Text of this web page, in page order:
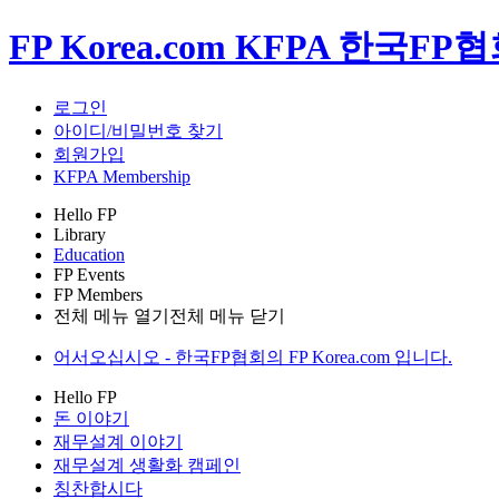
FP Korea.com KFPA 한국FP
로그인
아이디/비밀번호 찾기
회원가입
KFPA Membership
Hello FP
Library
Education
FP Events
FP Members
전체 메뉴 열기 전체 메뉴 닫기
어서오십시오 - 한국FP협회의 FP Korea.com 입니다.
Hello FP
돈 이야기
재무설계 이야기
재무설계 생활화 캠페인
칭찬합시다